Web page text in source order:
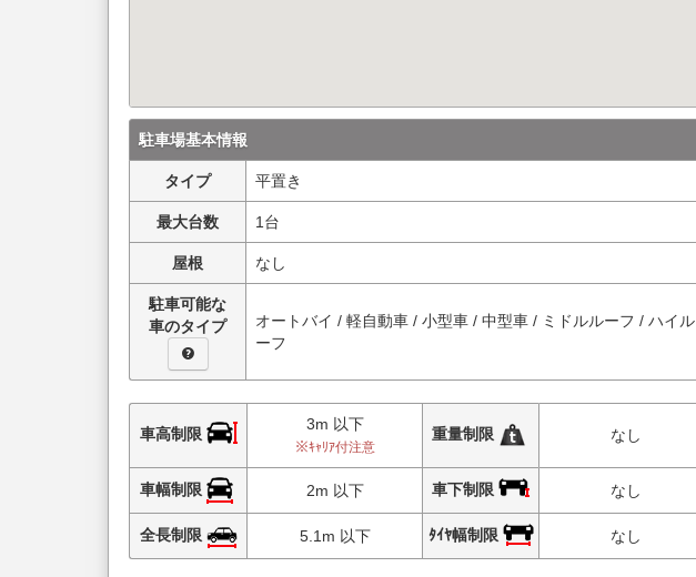
駐車場基本情報
タイプ 平置き
最大台数 1台
屋根 なし
駐車可能な
車のタイプ
オートバイ / 軽自動車 / 小型車 / 中型車 / ミドルルーフ / ハイル
ーフ
車高制限
3m 以下
※ｷｬﾘｱ付注意
重量制限 なし
車幅制限 2m 以下 車下制限 なし
全長制限 5.1m 以下 ﾀｲﾔ幅制限 なし